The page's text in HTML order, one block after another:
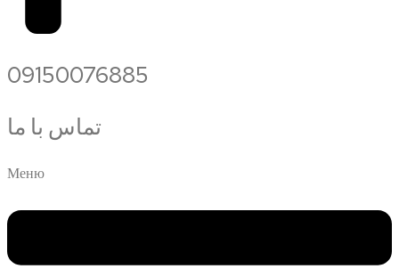
09150076885
تماس با ما
Меню